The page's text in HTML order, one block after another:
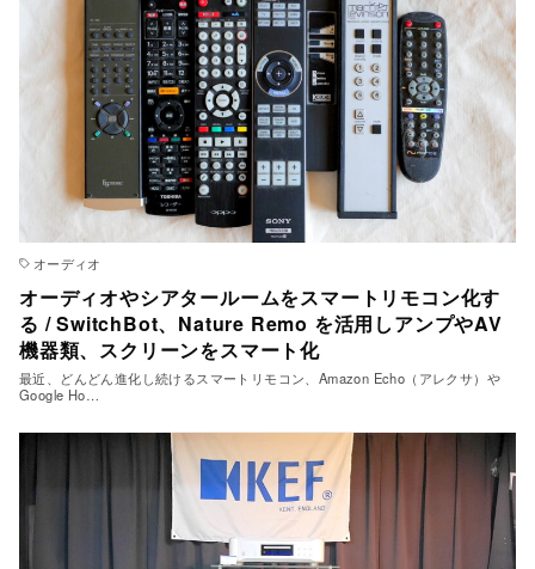
オーディオ
オーディオやシアタールームをスマートリモコン化す
る / SwitchBot、Nature Remo を活用しアンプやAV
機器類、スクリーンをスマート化
最近、どんどん進化し続けるスマートリモコン、Amazon Echo（アレクサ）や
Google Ho…